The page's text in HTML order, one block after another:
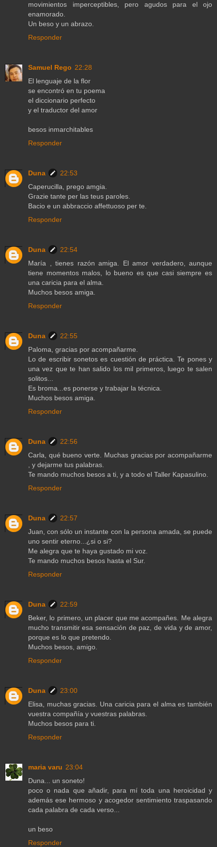
movimientos imperceptibles, pero agudos para el ojo
enamorado.
Un beso y un abrazo.
Responder
Samuel Rego 22:28
El lenguaje de la flor
se encontró en tu poema
el diccionario perfecto
y el traductor del amor
besos inmarchitables
Responder
Duna
22:53
Caperucilla, prego amgia.
Grazie tante per las teus paroles.
Bacio e un abbraccio affettuoso per te.
Responder
Duna
22:54
María , tienes razón amiga. El amor verdadero, aunque
tiene momentos malos, lo bueno es que casi siempre es
una caricia para el alma.
Muchos besos amiga.
Responder
Duna
22:55
Paloma, gracias por acompañarme.
Lo de escribir sonetos es cuestión de práctica. Te pones y
una vez que te han salido los mil primeros, luego te salen
solitos...
Es broma...es ponerse y trabajar la técnica.
Muchos besos amiga.
Responder
Duna
22:56
Carla, qué bueno verte. Muchas gracias por acompañarme
, y dejarme tus palabras.
Te mando muchos besos a ti, y a todo el Taller Kapasulino.
Responder
Duna
22:57
Juan, con sólo un instante con la persona amada, se puede
uno sentir eterno...¿si o si?
Me alegra que te haya gustado mi voz.
Te mando muchos besos hasta el Sur.
Responder
Duna
22:59
Beker, lo primero, un placer que me acompañes. Me alegra
mucho transmitir esa sensación de paz, de vida y de amor,
porque es lo que pretendo.
Muchos besos, amigo.
Responder
Duna
23:00
Elisa, muchas gracias. Una caricia para el alma es también
vuestra compañía y vuestras palabras.
Muchos besos para ti.
Responder
maria varu 23:04
Duna... un soneto!
poco o nada que añadir, para mí toda una heroicidad y
además ese hermoso y acogedor sentimiento traspasando
cada palabra de cada verso...
un beso
Responder